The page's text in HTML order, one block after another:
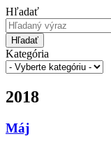
Hľadať
Hľadať
Kategória
2018
Máj